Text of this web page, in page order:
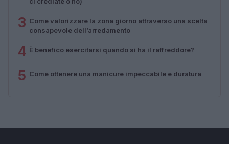
3 Come valorizzare la zona giorno attraverso una scelta
consapevole dell’arredamento
4 È benefico esercitarsi quando si ha il raffreddore?
5 Come ottenere una manicure impeccabile e duratura